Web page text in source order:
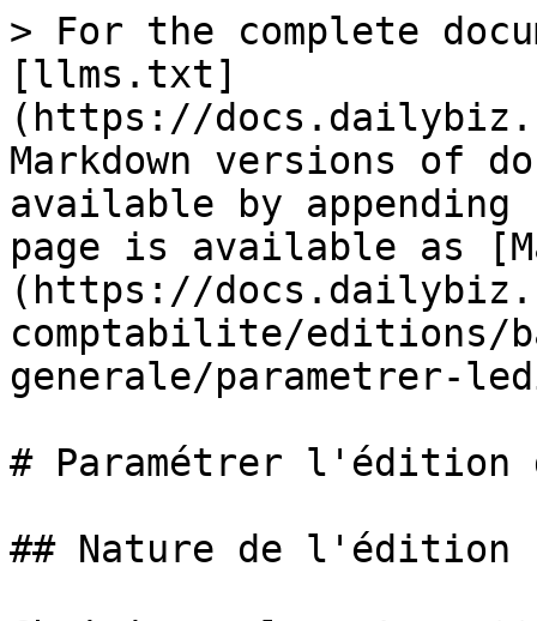
> For the complete
[llms.txt]
(https://
Markdown versions of
available by
page is available as
(https://
comptabilite/editions/
generale/parametrer-
# Paramétrer l'édition
## Nature de l'édition